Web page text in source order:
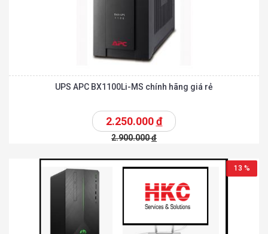
UPS APC BX1100Li-MS chính hãng giá rẻ
2.250.000đ
2.900.000đ
13 %